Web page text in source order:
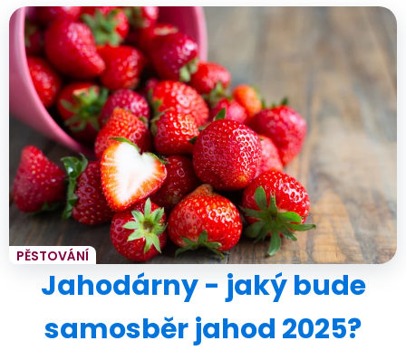
PĚSTOVÁNÍ
Jahodárny - jaký bude
samosběr jahod 2025?